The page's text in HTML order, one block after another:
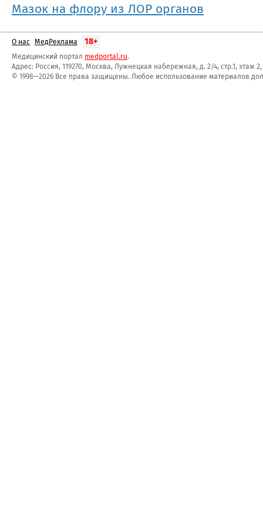
Мазок на флору из ЛОР органов
О нас МедРеклама 18+
Медицинский портал medportal.ru.
Адрес: Россия, 119270, Москва, Лужнецкая набережная, д. 2/4, стр.1, этаж
© 1998—2026 Все права защищены. Любое использование материалов